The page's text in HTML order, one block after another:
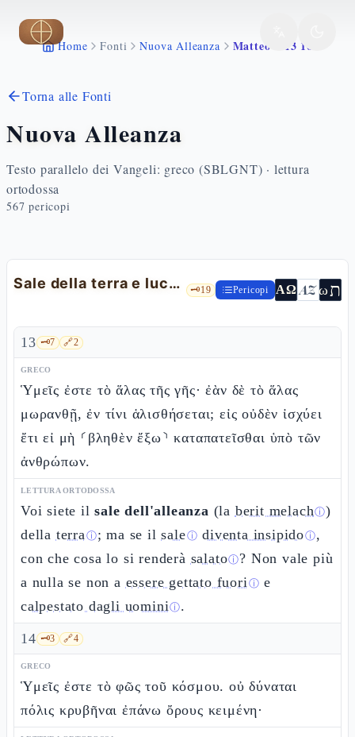
Vai al contenuto principale
Home Fonti Nuova Alleanza Matteo 5 13 16
Torna alle Fonti
Nuova Alleanza
Testo parallelo dei Vangeli: greco (SBLGNT) · lettura
ortodossa
567 pericopi
Sale della terra e luce del mondo 🗝️19 Pericopi ΑΩ AZωת
13 🗝️7 🔗2
GRECO
Ὑμεῖς ἐστε τὸ ἅλας τῆς γῆς· ἐὰν δὲ τὸ ἅλας
μωρανθῇ, ἐν τίνι ἁλισθήσεται; εἰς οὐδὲν ἰσχύει
ἔτι εἰ μὴ ⸂βληθὲν ἔξω⸃ καταπατεῖσθαι ὑπὸ τῶν
ἀνθρώπων.
LETTURA ORTODOSSA
Voi siete ilsale dell'alleanza (la berit melachⓘ)
della terraⓘ; ma se ilsaleⓘ diventa insipidoⓘ,
con che cosa lo si renderà salatoⓘ? Non vale più
a nulla se non a essere gettato fuoriⓘ e
calpestato dagli uominiⓘ.
14 🗝️3 🔗4
GRECO
Ὑμεῖς ἐστε τὸ φῶς τοῦ κόσμου. οὐ δύναται
πόλις κρυβῆναι ἐπάνω ὄρους κειμένη·